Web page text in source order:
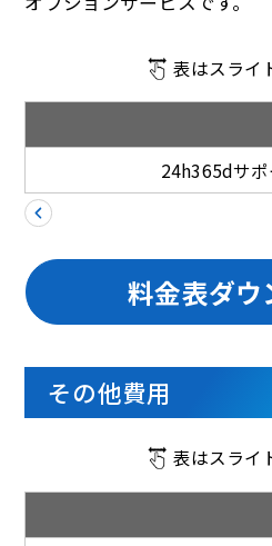
表はスライ
24h365dサポ
料金表ダウ
その他費用
表はスライ